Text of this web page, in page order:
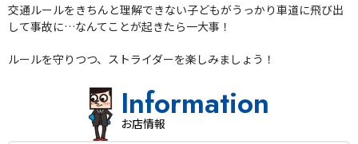
交通ルールをきちんと理解できない子どもがうっかり車道に飛び出
して事故に…なんてことが起きたら一大事！
ルールを守りつつ、ストライダーを楽しみましょう！
Information
お店情報